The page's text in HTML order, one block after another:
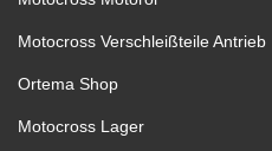
Motocross Verschleißteile Antrieb
Ortema Shop
Motocross Lager